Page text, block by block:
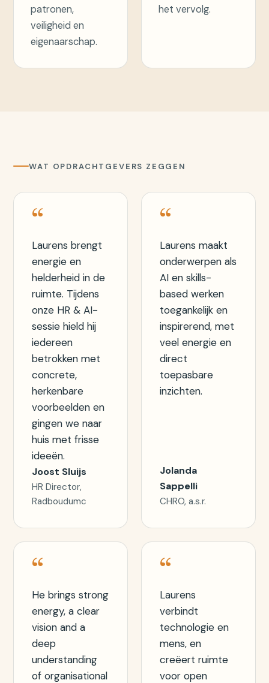
patronen,
veiligheid en
eigenaarschap.
het vervolg.
WAT OPDRACHTGEVERS ZEGGEN
“
Laurens brengt
energie en
helderheid in de
ruimte. Tijdens
onze HR & AI-
sessie hield hij
iedereen
betrokken met
concrete,
herkenbare
voorbeelden en
gingen we naar
huis met frisse
ideeën.
Joost Sluijs
HR Director,
Radboudumc
“
Laurens maakt
onderwerpen als
AI en skills-
based werken
toegankelijk en
inspirerend, met
veel energie en
direct
toepasbare
inzichten.
Jolanda
Sappelli
CHRO, a.s.r.
“
He brings strong
energy, a clear
vision and a
deep
understanding
of organisational
“
Laurens
verbindt
technologie en
mens, en
creëert ruimte
voor open